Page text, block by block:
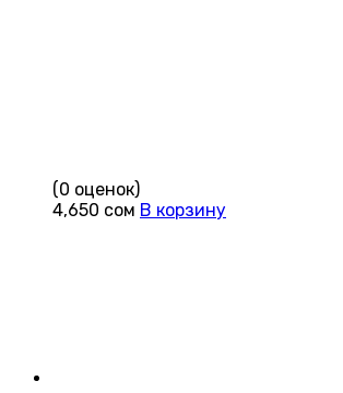
(0 оценок)
4,650 сом В корзину